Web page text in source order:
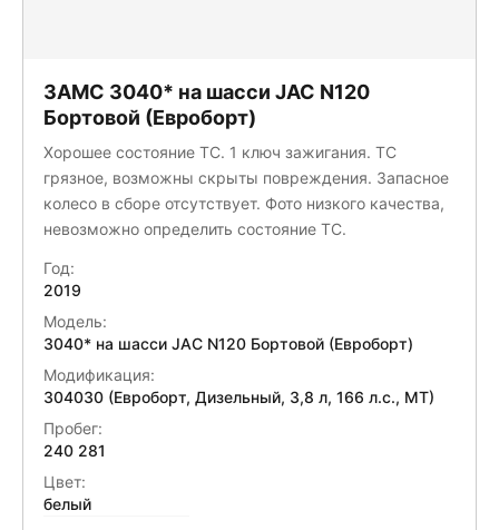
ЗАМС 3040* на шасси JAC N120
Бортовой (Евроборт)
Хорошее состояние ТС. 1 ключ зажигания. ТС
грязное, возможны скрыты повреждения. Запасное
колесо в сборе отсутствует. Фото низкого качества,
невозможно определить состояние ТС.
Год:
2019
Модель:
3040* на шасси JAC N120 Бортовой (Евроборт)
Модификация:
304030 (Евроборт, Дизельный, 3,8 л, 166 л.с., МТ)
Пробег:
240 281
Цвет:
белый